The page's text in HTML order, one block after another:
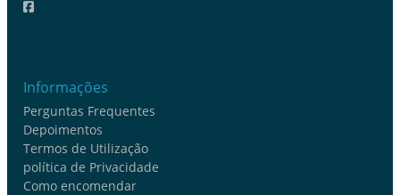
Informações
Perguntas Frequentes
Depoimentos
Termos de Utilização
política de Privacidade
Como encomendar